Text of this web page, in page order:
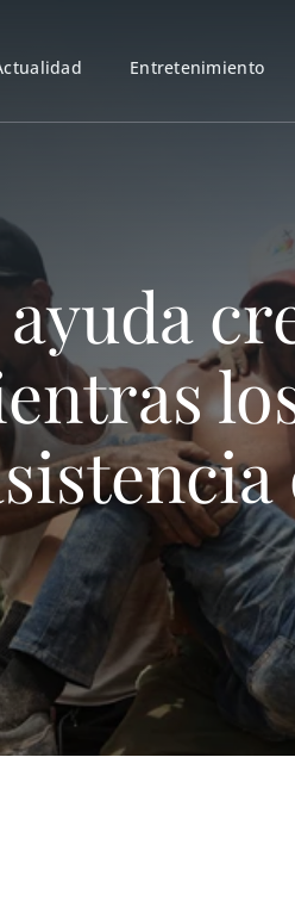
Entretenimiento